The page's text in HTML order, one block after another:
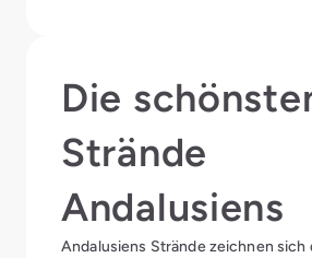
Die
Strände
Andalusiens
Andalusiens Strände zeichnen sich